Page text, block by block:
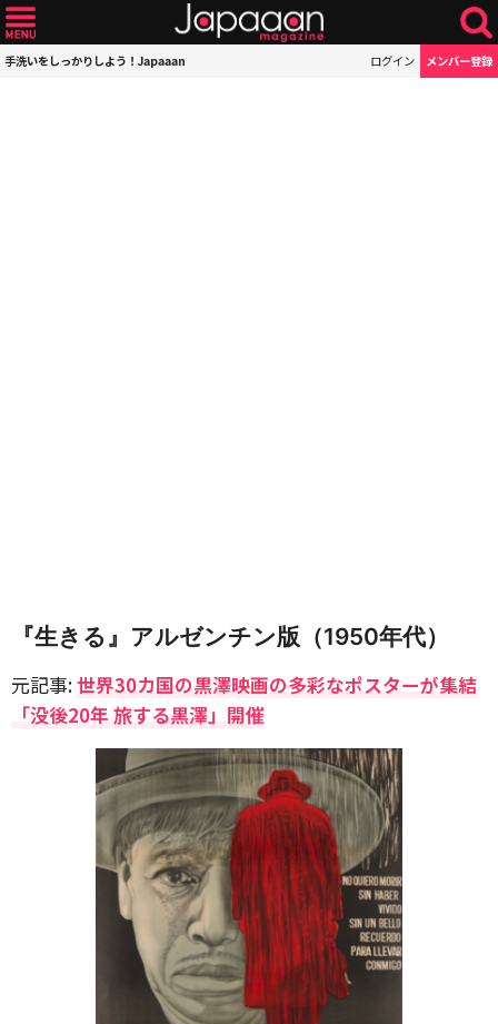
手洗いをしっかりしよう！Japaaan ログイン メンバー登録
『生きる』アルゼンチン版（1950年代）
元記事:世界30カ国の黒澤映画の多彩なポスターが集結
「没後20年 旅する黒澤」開催